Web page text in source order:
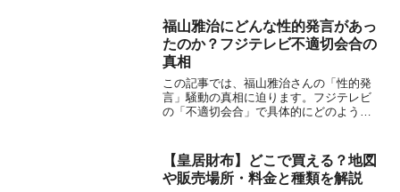
す。
福山雅治にどんな性的発言があっ
たのか？フジテレビ不適切会合の
真相
この記事では、福山雅治さんの「性的発
言」騒動の真相に迫ります。フジテレビ
の「不適切会合」で具体的にどのような
の謝罪コメント、事務所の見解まで、断
片的な情報を整理し、問題の核心と全体
像を分かりやすく解説します。
【皇居財布】どこで買える？地図
や販売場所・料金と種類を解説